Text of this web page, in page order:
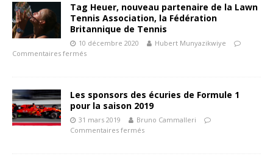
Tag Heuer, nouveau partenaire de la Lawn
Tennis Association, la Fédération
Britannique de Tennis
10 décembre 2020
Hubert Munyazikwiye
Commentaires fermés
Les sponsors des écuries de Formule 1
pour la saison 2019
31 mars 2019
Bruno Cammalleri
Commentaires fermés